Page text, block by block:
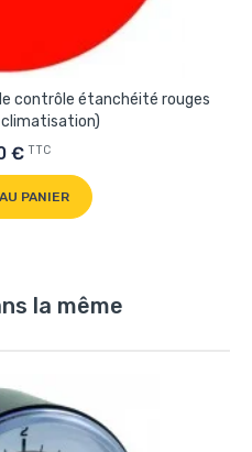
contrôle étanchéité rouges
€ TTC
PANIER
la même